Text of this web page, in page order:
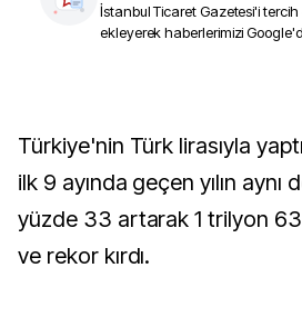
İstanbul Ticaret Gazetesi'i
ekleyerek haberlerimizi
Türkiye'nin Türk lirasıyla yaptığı dış ticaret, yılın
ilk 9 ayında geçen yılın aynı
yüzde 33 artarak 1 trilyon 63
ve rekor kırdı.